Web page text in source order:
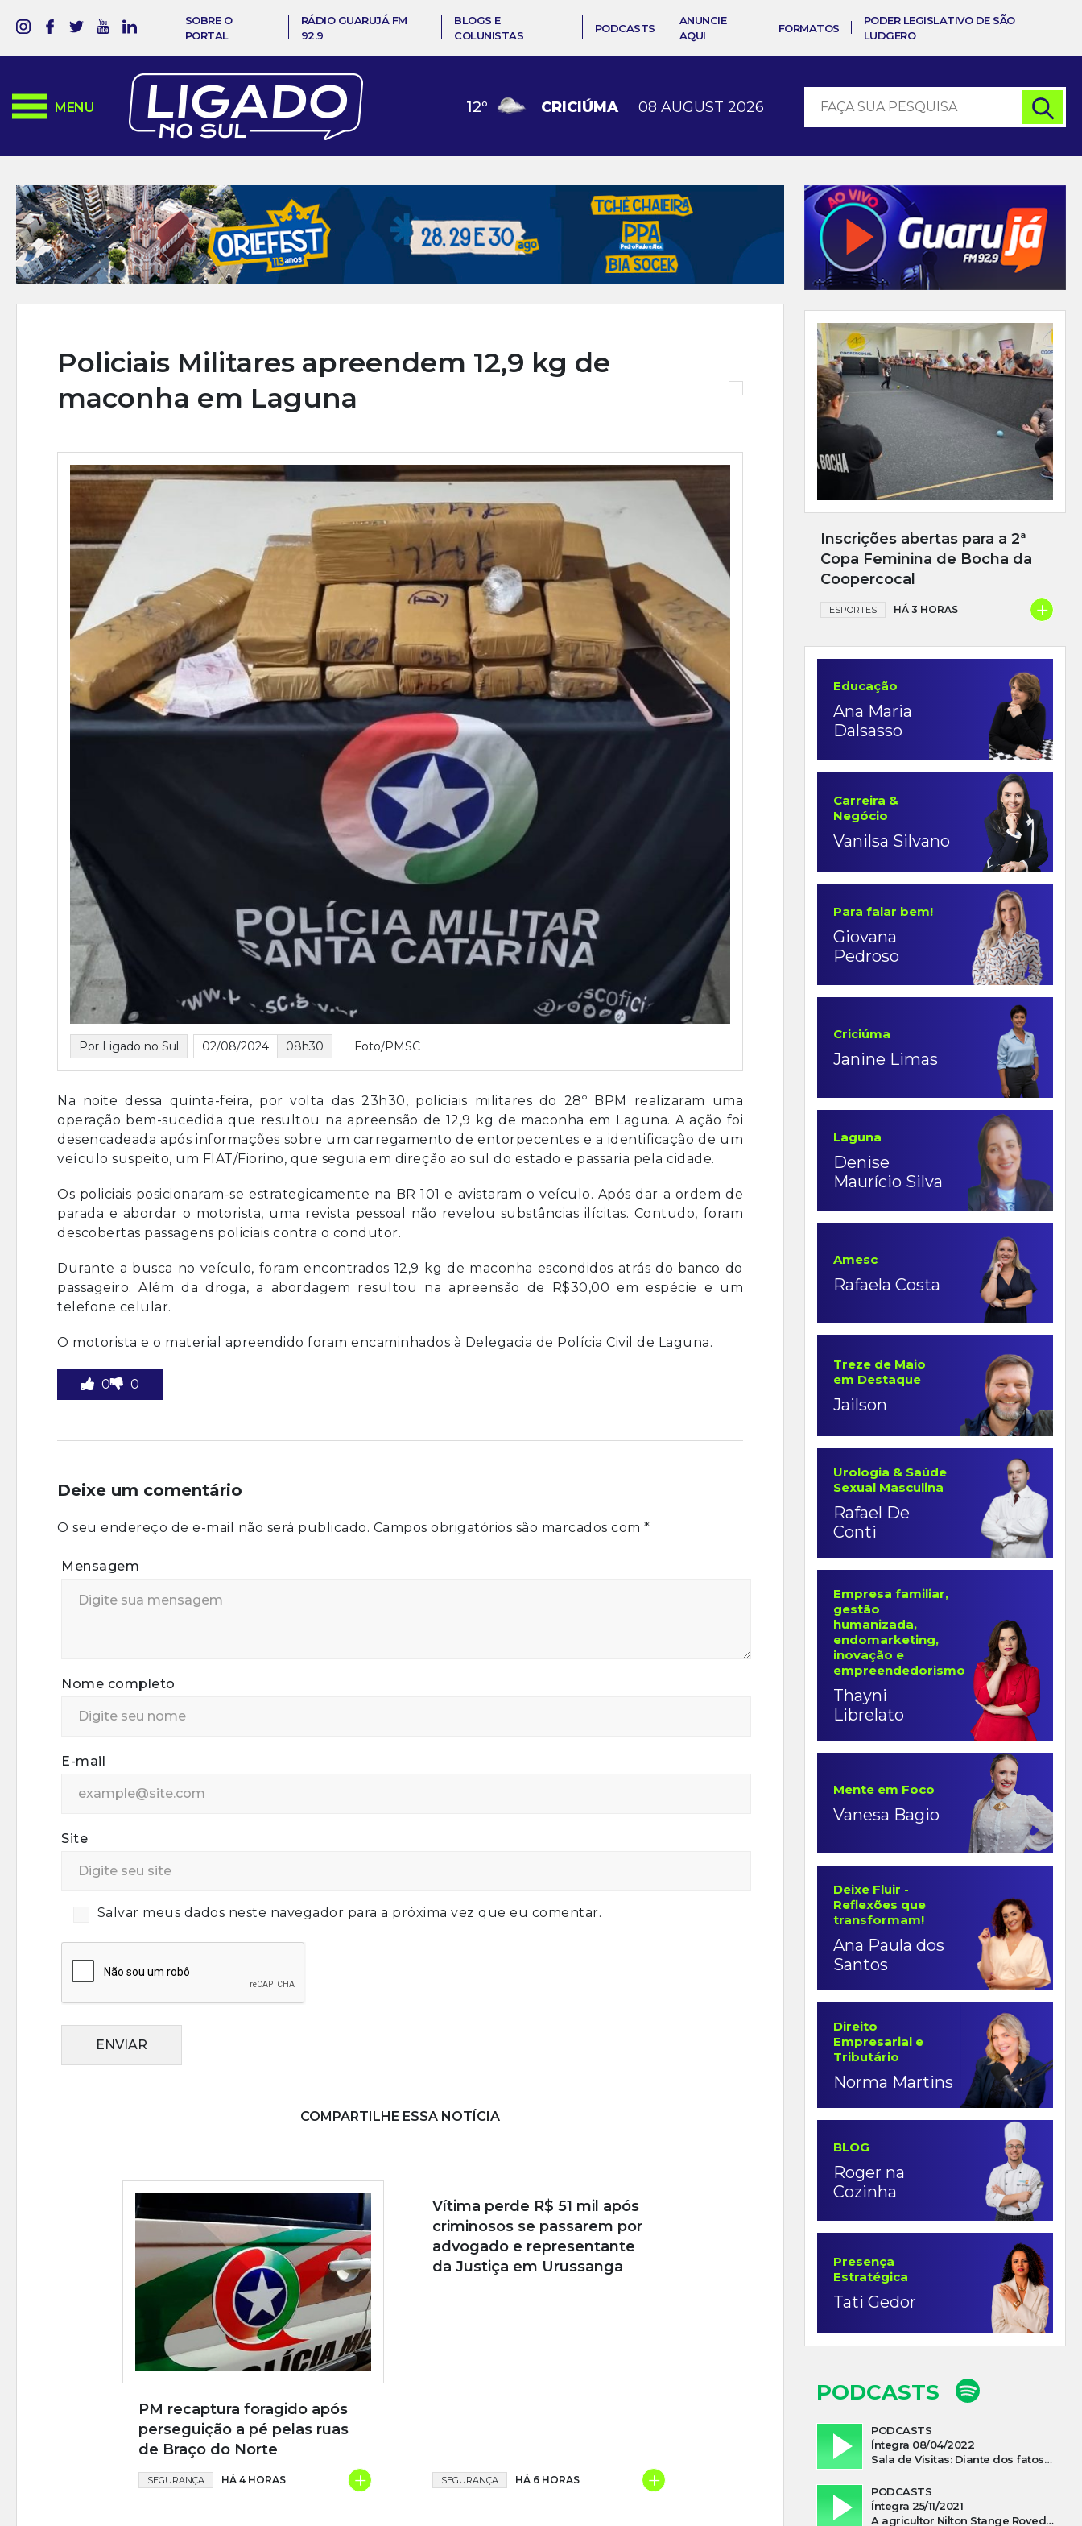
SOBRE O
PORTAL
RÁDIO GUARUJÁ FM
92.9
BLOGS E
COLUNISTAS
PODCASTS
ANUNCIE
AQUI
FORMATOS
PODER LEGISLATIVO DE SÃO
LUDGERO
MENU 12º CRICIÚMA 08 AUGUST 2026
Policiais Militares apreendem 12,9 kg de
maconha em Laguna
Por Ligado no Sul 02/08/2024 08h30 Foto/PMSC
Na noite dessa quinta-feira, por volta das 23h30, policiais militares do 28º BPM realizaram uma
operação bem-sucedida que resultou na apreensão de 12,9 kg de maconha em Laguna. A ação foi
desencadeada após informações sobre um carregamento de entorpecentes e a identificação de um
veículo suspeito, um FIAT/Fiorino, que seguia em direção ao sul do estado e passaria pela cidade.
Os policiais posicionaram-se estrategicamente na BR 101 e avistaram o veículo. Após dar a ordem de
parada e abordar o motorista, uma revista pessoal não revelou substâncias ilícitas. Contudo, foram
descobertas passagens policiais contra o condutor.
Durante a busca no veículo, foram encontrados 12,9 kg de maconha escondidos atrás do banco do
passageiro. Além da droga, a abordagem resultou na apreensão de R$30,00 em espécie e um
telefone celular.
O motorista e o material apreendido foram encaminhados à Delegacia de Polícia Civil de Laguna.
0 0
Deixe um comentário
O seu endereço de e-mail não será publicado. Campos obrigatórios são marcados com *
Mensagem
Nome completo
E-mail
Site
Salvar meus dados neste navegador para a próxima vez que eu comentar.
ENVIAR
COMPARTILHE ESSA NOTÍCIA
PM recaptura foragido após
perseguição a pé pelas ruas
de Braço do Norte
SEGURANÇA HÁ 4 HORAS +
Vítima perde R$ 51 mil após
criminosos se passarem por
advogado e representante
da Justiça em Urussanga
SEGURANÇA HÁ 6 HORAS +
Inscrições abertas para a 2ª
Copa Feminina de Bocha da
Coopercocal
ESPORTES HÁ 3 HORAS +
Educação
Ana Maria
Dalsasso
Carreira &
Negócio
Vanilsa Silvano
Para falar bem!
Giovana
Pedroso
Criciúma
Janine Limas
Laguna
Denise
Maurício Silva
Amesc
Rafaela Costa
Treze de Maio
em Destaque
Jailson
Urologia & Saúde
Sexual Masculina
Rafael De
Conti
Empresa familiar,
gestão
humanizada,
endomarketing,
inovação e
empreendedorismo
Thayni
Librelato
Mente em Foco
Vanesa Bagio
Deixe Fluir -
Reflexões que
transformam!
Ana Paula dos
Santos
Direito
Empresarial e
Tributário
Norma Martins
BLOG
Roger na
Cozinha
Presença
Estratégica
Tati Gedor
PODCASTS
PODCASTS
Íntegra 08/04/2022
Sala de Visitas: Diante dos fatos que influenciam a economia o que podemos esperar de 2022
PODCASTS
Íntegra 25/11/2021
A agricultor Nilton Stange Roveda, afirma ter recebido ajuda espiritual durante acidente